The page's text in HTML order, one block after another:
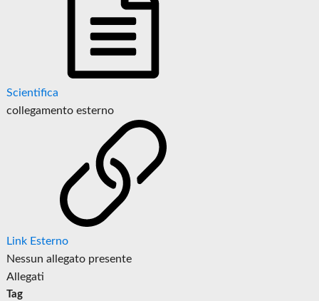
Scientifica
collegamento esterno
Link Esterno
Nessun allegato presente
Allegati
Tag